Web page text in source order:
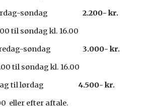
lørdag-søndag
2.200- kr.
til søndag kl. 16.00
fredag-søndag 3.000- kr.
til søndag kl. 16.00
til lørdag
4.500- kr.
eller efter aftale.